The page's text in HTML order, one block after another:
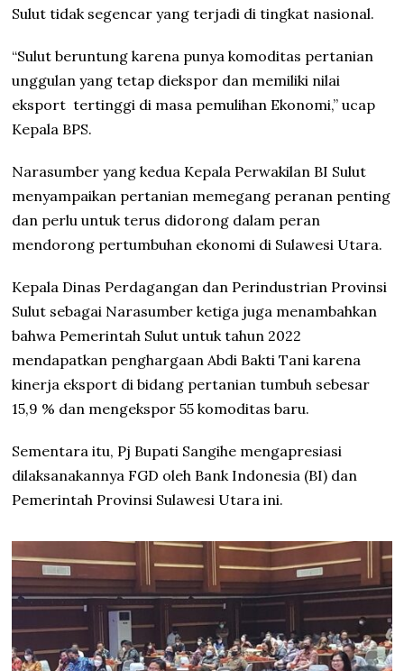
Sulut tidak segencar yang terjadi di tingkat nasional.
“Sulut beruntung karena punya komoditas pertanian
unggulan yang tetap diekspor dan memiliki nilai
eksport tertinggi di masa pemulihan Ekonomi,” ucap
Kepala BPS.
Narasumber yang kedua Kepala Perwakilan BI Sulut
menyampaikan pertanian memegang peranan penting
dan perlu untuk terus didorong dalam peran
mendorong pertumbuhan ekonomi di Sulawesi Utara.
Kepala Dinas Perdagangan dan Perindustrian Provinsi
Sulut sebagai Narasumber ketiga juga menambahkan
bahwa Pemerintah Sulut untuk tahun 2022
mendapatkan penghargaan Abdi Bakti Tani karena
kinerja eksport di bidang pertanian tumbuh sebesar
15,9 % dan mengekspor 55 komoditas baru.
Sementara itu, Pj Bupati Sangihe mengapresiasi
dilaksanakannya FGD oleh Bank Indonesia (BI) dan
Pemerintah Provinsi Sulawesi Utara ini.